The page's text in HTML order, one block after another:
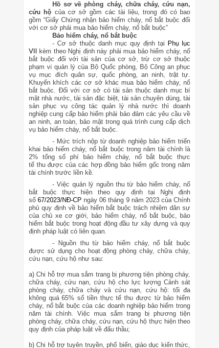
Hồ sơ về phòng cháy, chữa cháy, cứu nạn,
cứu hộ của cơ sở gồm các tài liệu, trong đó có bao
gồm “Giấy Chứng nhận bảo hiểm cháy, nổ bắt buộc đối
với cơ sở phải mua bảo hiểm cháy, nổ bắt buộc”
Bảo hiểm cháy, nổ bắt buộc
- Cơ sở thuộc danh mục quy định tại Phụ lục
VII
kèm theo Nghị định này phải mua bảo hiểm cháy, nổ
bắt buộc đối với tài sản của cơ sở, trừ cơ sở thuộc
phạm vi quản lý của Bộ Quốc phòng, Bộ Công an phục
vụ mục đích quân sự, quốc phòng, an ninh, trật tự.
Khuyến khích các cơ sở khác mua bảo hiểm cháy, nổ
bắt buộc. Đối với cơ sở có tài sản thuộc danh mục bí
mật nhà nước, tài sản đặc biệt, tài sản chuyên dùng, tài
sản phục vụ công tác quản lý nhà nước thì doanh
nghiệp cung cấp bảo hiểm phải bảo đảm các yêu cầu về
an ninh, an toàn, bảo mật trong quá trình cung cấp dịch
vụ bảo hiểm cháy, nổ bắt buộc.
- Mức trích nộp từdoanh nghiệp bảo hiểm triển
khai bảo hiểm cháy, nổ bắt buộc trong năm tài chính là
2% tổng số phí bảo hiểm cháy, nổ bắt buộc thực
tế thuđượccủa các hợp đồng bảo hiểm gốc trong năm
tài chính trước liền kề.
- Việc quản lý nguồn thu từ bảo hiểm cháy, nổ
bắt buộc thực hiện theo quy định tại Nghị định
số67/2023/NĐ-CP ngày 06 tháng 9 năm 2023 của Chính
phủ quy định về bảo hiểm bắt buộc trách nhiệm dân sự
của chủ xe cơ giới, bảo hiểm cháy, nổ bắt buộc, bảo
hiểm bắt buộc trong hoạt động đầu tư xây dựng và quy
định pháp luật có liên quan.
- Nguồn thu từ bảo hiểm cháy, nổ bắt buộc
được sử dụng cho hoạt động phòng cháy, chữa cháy,
cứu nạn, cứu hộ như sau:
a) Chi hỗ trợ mua sắm trang bị phương tiện phòng cháy,
chữa cháy, cứu nạn, cứu hộ cho lực lượng Cảnh sát
phòng cháy, chữa cháy và cứu nạn, cứu hộ: tối đa
không quá 65% số tiền thực tế thu được từ bảo hiểm
cháy, nổ bắt buộc của các doanh nghiệp bảo hiểm trong
năm tài chính. Việc mua sắm trang bị phương tiện
phòng cháy, chữa cháy, cứu nạn, cứu hộ thực hiện theo
quy định của pháp luật về đấu thầu;
b) Chi hỗ trợ tuyên truyền, phổ biến, giáo dục kiến thức,